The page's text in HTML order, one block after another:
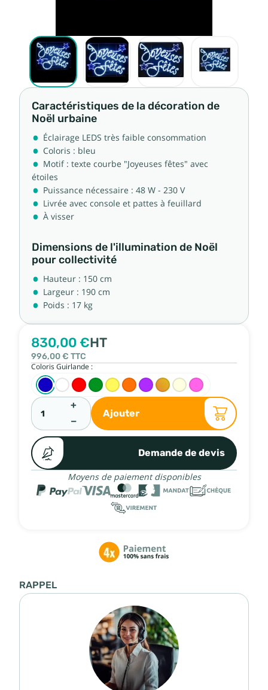
Caractéristiques de la décoration de
Noël urbaine
Éclairage LEDS très faible consommation
Coloris : bleu
Motif : texte courbe "Joyeuses fêtes" avec
étoiles
Puissance nécessaire : 48 W - 230 V
Livrée avec console et pattes à feuillard
À visser
Dimensions de l'illumination de Noël
pour collectivité
Hauteur : 150 cm
Largeur : 190 cm
Poids : 17 kg
830,00 €HT
996,00 € TTC
Coloris Guirlande :
+
−
Ajouter
Demande de devis
Moyens de paiement disponibles
RAPPEL